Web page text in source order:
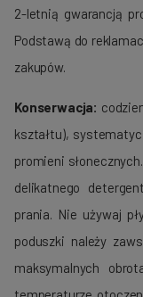
2-letnią gwarancją
Podstawą do
zakupów.
Konserwacja:
kształtu),
promieni
delikatnego
prania. Nie używaj
poduszki należy
maksymalnych